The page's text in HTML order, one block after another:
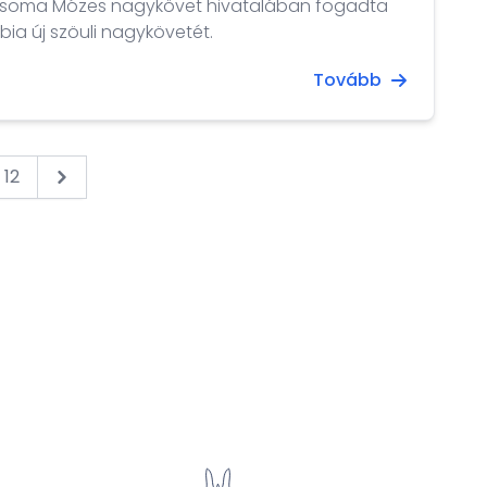
Mózes nagykövet hivatalában fogadta
új szöuli nagykövetét.
Tovább
12 Next &raquo;